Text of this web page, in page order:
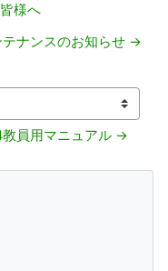
様へ
テナンスのお知らせ →
員用マニュアル →